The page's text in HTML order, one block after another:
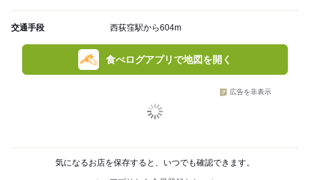
交通手段 西荻窪駅から604m
食べログアプリで地図を開く
広告を非表示
気になるお店を保存すると、いつでも確認できます。